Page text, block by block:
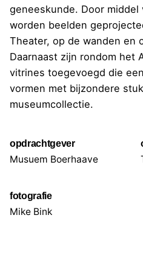
geneeskunde. Door middel
worden beelden
Theater, op de wanden en
Daarnaast zijn rondom het
vitrines toegevoegd die
vormen met bijzondere
museumcollectie.
opdrachtgever
Musuem Boerhaave
fotografie
Mike Bink